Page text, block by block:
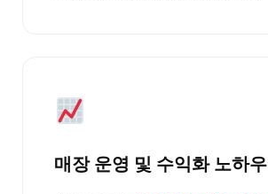
매장 운영 및 수익화 노하우